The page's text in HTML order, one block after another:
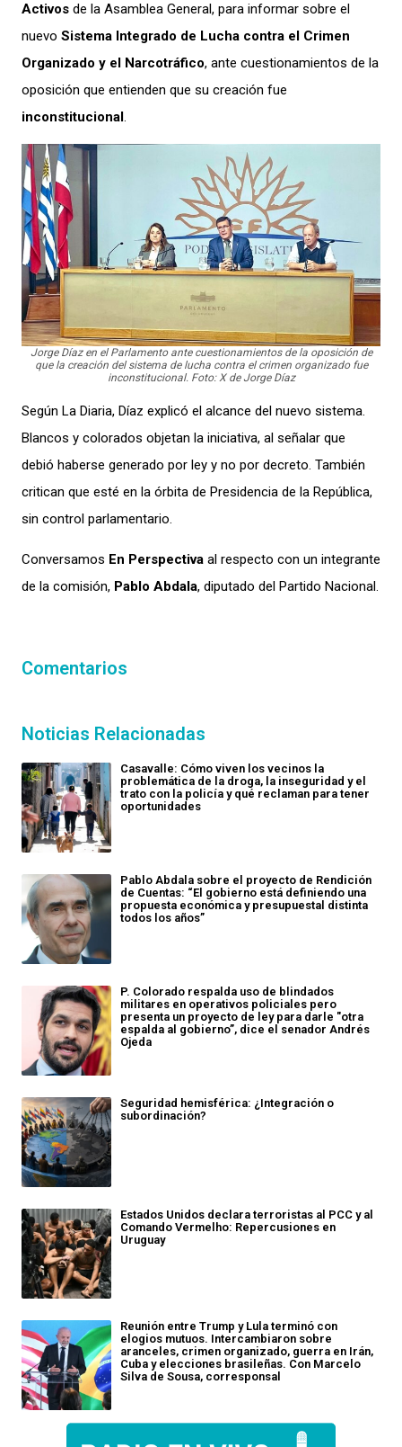
Activos de la Asamblea General, para informar sobre el
nuevo Sistema Integrado de Lucha contra el Crimen
Organizado y el Narcotráfico, ante cuestionamientos de la
oposición que entienden que su creación fue
inconstitucional.
Jorge Díaz en el Parlamento ante cuestionamientos de la oposición de
que la creación del sistema de lucha contra el crimen organizado fue
inconstitucional. Foto: X de Jorge Díaz
Según La Diaria, Díaz explicó el alcance del nuevo sistema.
Blancos y colorados objetan la iniciativa, al señalar que
debió haberse generado por ley y no por decreto. También
critican que esté en la órbita de Presidencia de la República,
sin control parlamentario.
Conversamos En Perspectiva al respecto con un integrante
de la comisión, Pablo Abdala, diputado del Partido Nacional.
Comentarios
Noticias Relacionadas
Casavalle: Cómo viven los vecinos la
problemática de la droga, la inseguridad y el
trato con la policía y qué reclaman para tener
oportunidades
Pablo Abdala sobre el proyecto de Rendición
de Cuentas: “El gobierno está definiendo una
propuesta económica y presupuestal distinta
todos los años”
P. Colorado respalda uso de blindados
militares en operativos policiales pero
presenta un proyecto de ley para darle "otra
espalda al gobierno”, dice el senador Andrés
Ojeda
Seguridad hemisférica: ¿Integración o
subordinación?
Estados Unidos declara terroristas al PCC y al
Comando Vermelho: Repercusiones en
Uruguay
Reunión entre Trump y Lula terminó con
elogios mutuos. Intercambiaron sobre
aranceles, crimen organizado, guerra en Irán,
Cuba y elecciones brasileñas. Con Marcelo
Silva de Sousa, corresponsal